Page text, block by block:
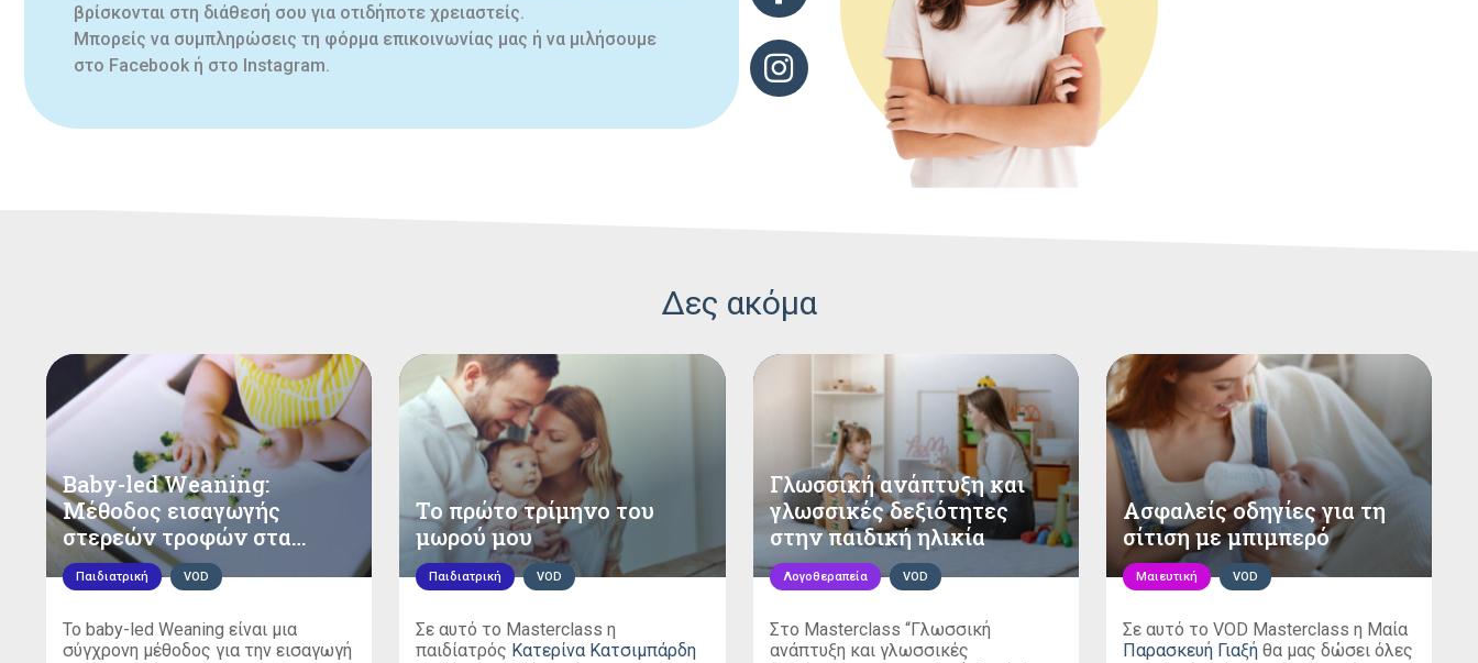
βρίσκονται στη διάθεσή σου για οτιδήποτε χρειαστείς.
Μπορείς να συμπληρώσεις τη φόρμα επικοινωνίας μας ή να μιλήσουμε
στο Facebook ή στο Instagram.
instagram link
Δες ακόμα
Baby-led Weaning:
Μέθοδος εισαγωγής
στερεών τροφών στα
βρέφη
Παιδιατρική VOD
To baby-led Weaning είναι μια
σύγχρονη μέθοδος για την εισαγωγή
Το πρώτο τρίμηνο του
μωρού μου
Παιδιατρική VOD
Σε αυτό το Masterclass η
παιδίατρός Κατερίνα Κατσιμπάρδη
Γλωσσική ανάπτυξη και
γλωσσικές δεξιότητες
στην παιδική ηλικία
Λογοθεραπεία VOD
Στο Masterclass “Γλωσσική
ανάπτυξη και γλωσσικές
Ασφαλείς οδηγίες για τη
σίτιση με μπιμπερό
Μαιευτική VOD
Σε αυτό το VOD Masterclass η Mαία
Παρασκευή Γιαξήθα μας δώσει όλες